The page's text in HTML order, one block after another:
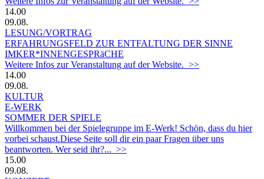
14.00
09.08.
LESUNG/VORTRAG
ERFAHRUNGSFELD ZUR ENTFALTUNG DER SINNE
IMKER*INNENGESPRäCHE
Weitere Infos zur Veranstaltung auf der Website. >>
14.00
09.08.
KULTUR
E-WERK
SOMMER DER SPIELE
Willkommen bei der Spielegruppe im E-Werk! Schön, dass du hier
vorbei schaust.Diese Seite soll dir ein paar Fragen über uns
beantworten. Wer seid ihr?... >>
15.00
09.08.